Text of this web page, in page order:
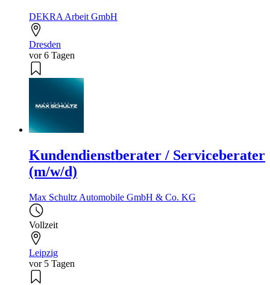
DEKRA Arbeit GmbH
Dresden
vor 6 Tagen
Kundendienstberater / Serviceberater
(m/w/d)
Max Schultz Automobile GmbH & Co. KG
Vollzeit
Leipzig
vor 5 Tagen